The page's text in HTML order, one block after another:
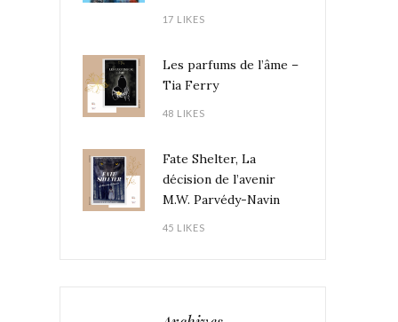
17 LIKES
Les parfums de l’âme –
Tia Ferry
48 LIKES
Fate Shelter, La
décision de l’avenir
M.W. Parvédy-Navin
45 LIKES